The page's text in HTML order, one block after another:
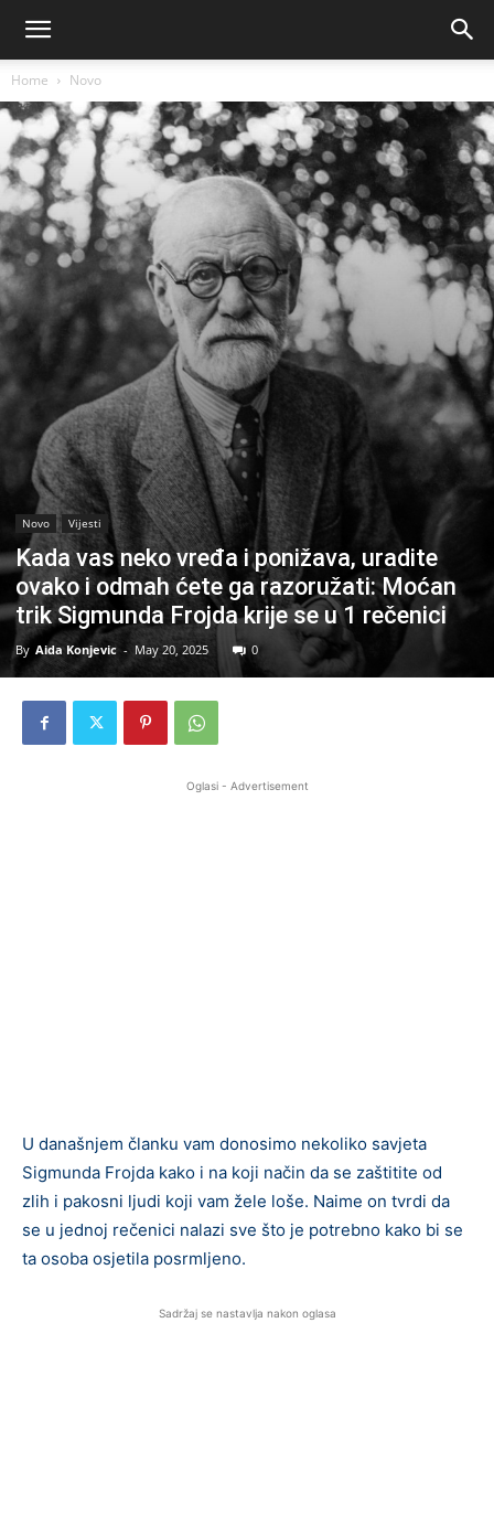
Home Novo
Novo Vijesti
Kada vas neko vređa i ponižava, uradite
ovako i odmah ćete ga razoružati: Moćan
trik Sigmunda Frojda krije se u 1 rečenici
By Aida Konjevic - May 20, 2025 0
Oglasi - Advertisement
U današnjem članku vam donosimo nekoliko savjeta
Sigmunda Frojda kako i na koji način da se zaštitite od
zlih i pakosni ljudi koji vam žele loše. Naime on tvrdi da
se u jednoj rečenici nalazi sve što je potrebno kako bi se
ta osoba osjetila posrmljeno.
Sadržaj se nastavlja nakon oglasa